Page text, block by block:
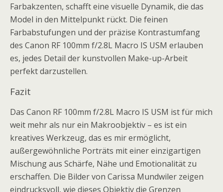
Farbakzenten, schafft eine visuelle Dynamik, die das
Model in den Mittelpunkt rückt. Die feinen
Farbabstufungen und der präzise Kontrastumfang
des Canon RF 100mm f/2.8L Macro IS USM erlauben
es, jedes Detail der kunstvollen Make-up-Arbeit
perfekt darzustellen.
Fazit
Das Canon RF 100mm f/2.8L Macro IS USM ist für mich
weit mehr als nur ein Makroobjektiv – es ist ein
kreatives Werkzeug, das es mir ermöglicht,
außergewöhnliche Porträts mit einer einzigartigen
Mischung aus Schärfe, Nähe und Emotionalität zu
erschaffen. Die Bilder von Carissa Mundwiler zeigen
eindrucksvoll, wie dieses Objektiv die Grenzen